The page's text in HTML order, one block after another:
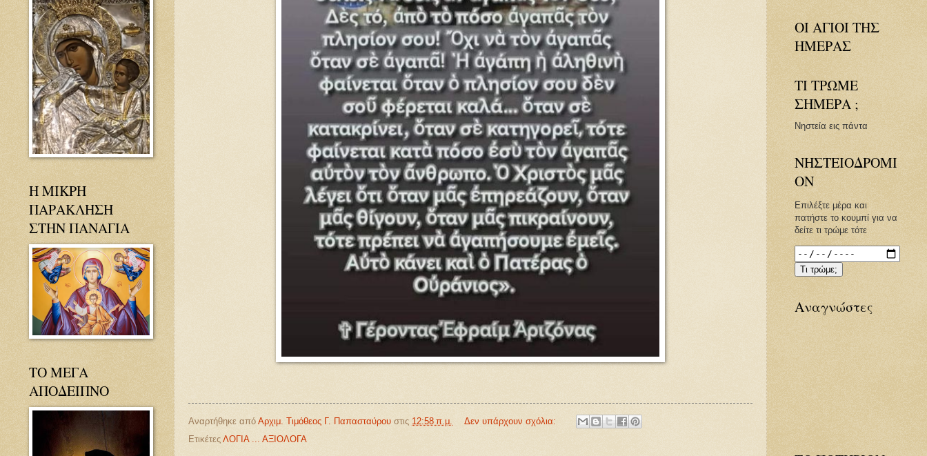
Αναρτήθηκε από Αρχιμ. Τιμόθεος Γ. Παπασταύρου στις 12:58 π.μ.
Δεν υπάρχουν σχόλια:
Ετικέτες ΛΟΓΙΑ ... ΑΞΙΟΛΟΓΑ
Η ΜΙΚΡΗ
ΠΑΡΑΚΛΗΣΗ
ΣΤΗΝ ΠΑΝΑΓΙΑ
ΤΟ ΜΕΓΑ
ΑΠΟΔΕΙΠΝΟ
ΟΙ ΑΓΙΟΙ ΤΗΣ
ΗΜΕΡΑΣ
ΤΙ ΤΡΩΜΕ
ΣΗΜΕΡΑ ;
Νηστεία εις πάντα
ΝΗΣΤΕΙΟΔΡΟΜΙ
ΟΝ
Επιλέξτε μέρα και
πατήστε το κουμπί για να
δείτε τι τρώμε τότε
Τι τρώμε;
Αναγνώστες